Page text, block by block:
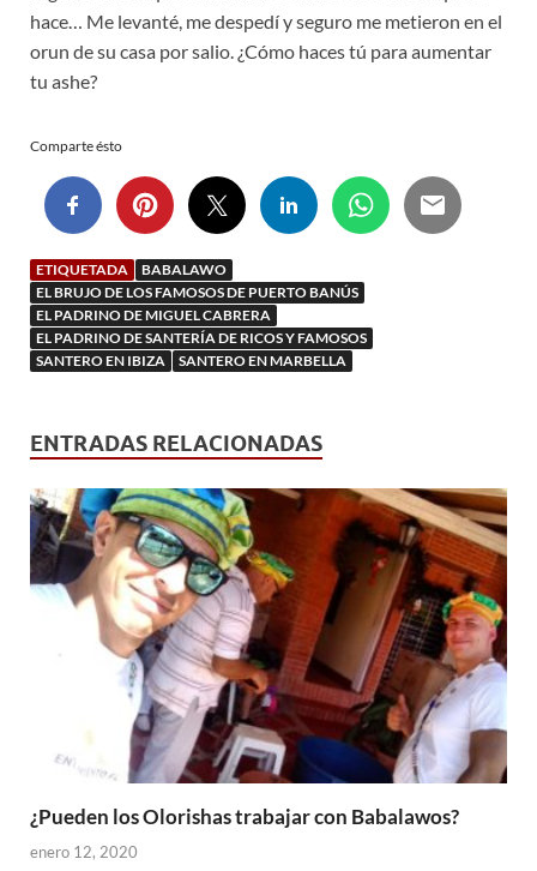
hace… Me levanté, me despedí y seguro me metieron en el
orun de su casa por salio. ¿Cómo haces tú para aumentar
tu ashe?
Comparte ésto
ETIQUETADA
BABALAWO
EL BRUJO DE LOS FAMOSOS DE PUERTO BANÚS
EL PADRINO DE MIGUEL CABRERA
EL PADRINO DE SANTERÍA DE RICOS Y FAMOSOS
SANTERO EN IBIZA
SANTERO EN MARBELLA
ENTRADAS RELACIONADAS
¿Pueden los Olorishas trabajar con Babalawos?
enero 12, 2020